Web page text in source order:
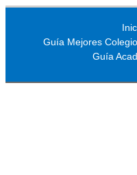
Guía Mejores
Guía